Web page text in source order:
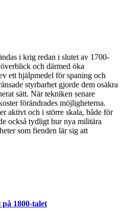
i krig redan i slutet av 1700-
och därmed öka
ett hjälpmedel för spaning och
styrbarhet gjorde dem osäkra
sätt. När tekniken senare
förändrades möjligheterna.
aktivt och i större skala, både för
också tydligt hur nya militära
som fienden lär sig att
1800-talet